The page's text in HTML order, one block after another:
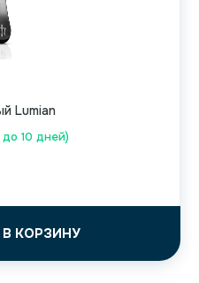
10 дней)
Lumian
КОРЗИНУ